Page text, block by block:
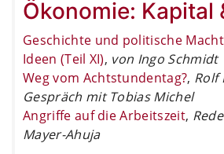
Ökonomie: Kapital
Geschichte und politische
Ideen (Teil XI), von Ingo Schmidt
Weg vom Achtstundentag?, Rolf
Gespräch mit Tobias Michel
Angriffe auf die Arbeitszeit,
Mayer-Ahuja